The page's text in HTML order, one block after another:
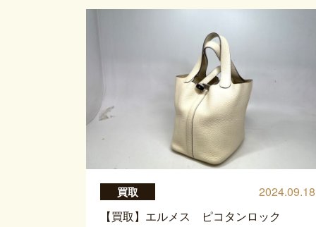
買取
2024.09.18
【買取】エルメス ピコタンロック